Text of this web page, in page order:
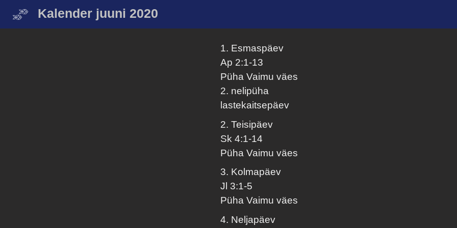
Kalender juuni 2020
1. Esmaspäev
Ap 2:1-13
Püha Vaimu väes
2. nelipüha
lastekaitsepäev
2. Teisipäev
Sk 4:1-14
Püha Vaimu väes
3. Kolmapäev
Jl 3:1-5
Püha Vaimu väes
4. Neljapäev